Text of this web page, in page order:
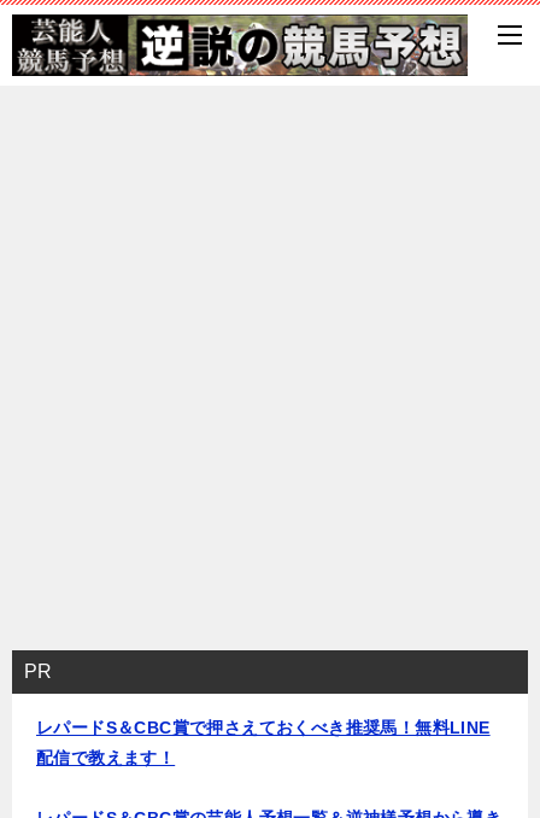
PR
レパードS＆CBC賞で押さえておくべき推奨馬！無料LINE
配信で教えます！